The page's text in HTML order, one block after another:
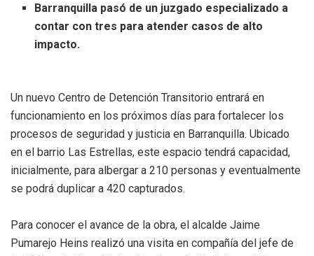
Barranquilla pasó de un juzgado especializado a
contar con tres para atender casos de alto
impacto.
Un nuevo Centro de Detención Transitorio entrará en
funcionamiento en los próximos días para fortalecer los
procesos de seguridad y justicia en Barranquilla. Ubicado
en el barrio Las Estrellas, este espacio tendrá capacidad,
inicialmente, para albergar a 210 personas y eventualmente
se podrá duplicar a 420 capturados.
Para conocer el avance de la obra, el alcalde Jaime
Pumarejo Heins realizó una visita en compañía del jefe de